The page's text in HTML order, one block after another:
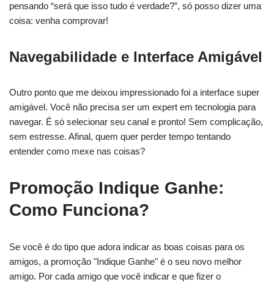
pensando “será que isso tudo é verdade?”, só posso dizer uma
coisa: venha comprovar!
Navegabilidade e Interface Amigável
Outro ponto que me deixou impressionado foi a interface super
amigável. Você não precisa ser um expert em tecnologia para
navegar. É só selecionar seu canal e pronto! Sem complicação,
sem estresse. Afinal, quem quer perder tempo tentando
entender como mexe nas coisas?
Promoção Indique Ganhe:
Como Funciona?
Se você é do tipo que adora indicar as boas coisas para os
amigos, a promoção "Indique Ganhe" é o seu novo melhor
amigo. Por cada amigo que você indicar e que fizer o